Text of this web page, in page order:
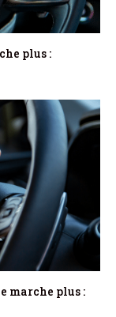
plus :
marche plus :